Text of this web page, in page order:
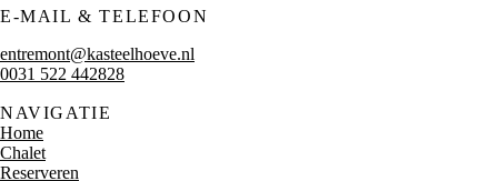
E-MAIL & TELEFOON
entremont@kasteelhoeve.nl
0031 522 442828
NAVIGATIE
Home
Chalet
Reserveren